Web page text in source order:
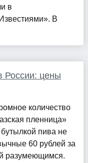
в
В
России: цены
количество
пленница»
пива не
60 рублей за
разумеющимся.